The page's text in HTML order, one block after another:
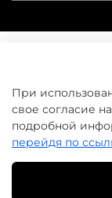
При
свое согласие
подробной
перейдя по